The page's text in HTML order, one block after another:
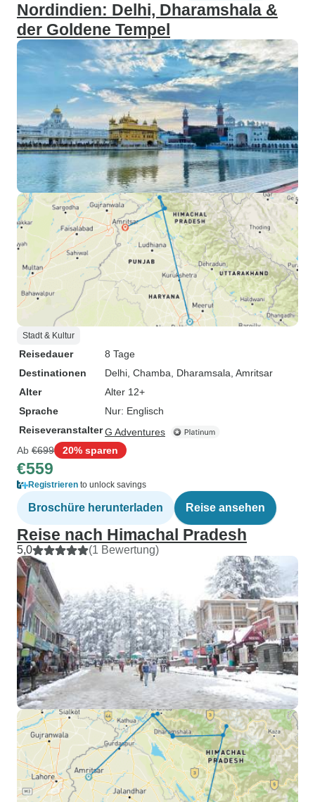
Nordindien: Delhi, Dharamshala &
der Goldene Tempel
Stadt & Kultur
Reisedauer
8 Tage
Destinationen
Delhi , Chamba , Dharamsala , Amritsar
Alter
Alter 12+
Sprache
Nur: Englisch
ReiseveranstalterG Adventures
Ab €699 20% sparen
€559
Registrieren to unlock savings
Broschüre herunterladen Reise ansehen
Reise nach Himachal Pradesh
5,0 (1 Bewertung)